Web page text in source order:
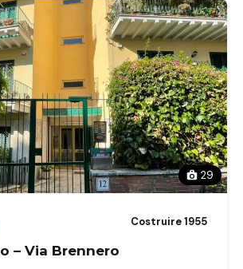
29
Costruire 1955
– Via Brennero